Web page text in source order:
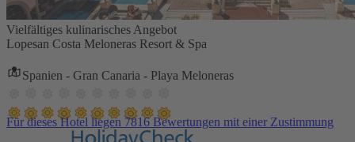
Vielfältiges kulinarisches Angebot
Lopesan Costa Meloneras Resort & Spa
Spanien - Gran Canaria - Playa Meloneras
Für dieses Hotel liegen 7816 Bewertungen mit einer Zustimmung